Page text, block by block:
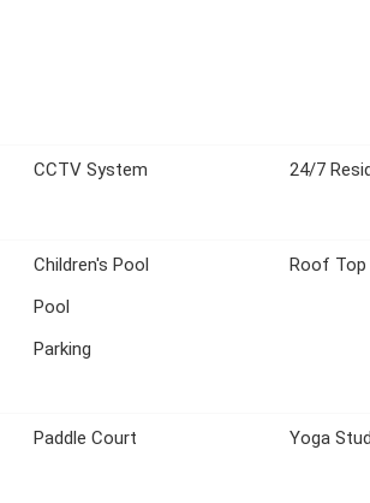
CCTV System 24/7
Children's Pool
Pool
Parking
Roof Top
Paddle Court Yoga